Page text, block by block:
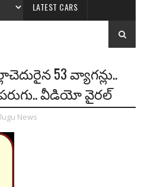
LATEST CARS
53 వ్యాగన్లు..
వీడియో వైరల్
News